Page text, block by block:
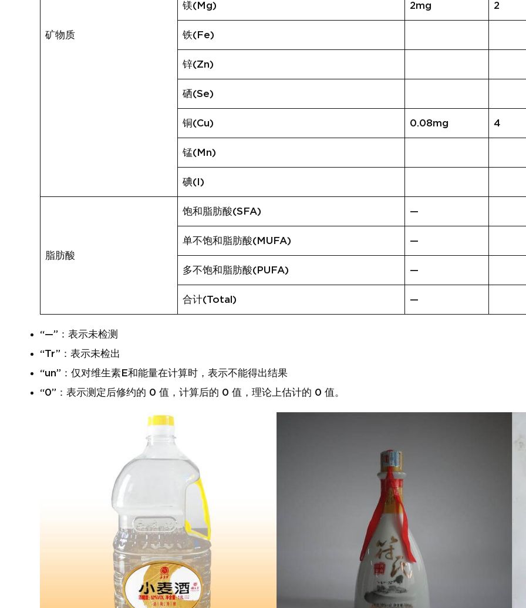
矿物质
镁(Mg) 2mg 2
铁(Fe)
锌(Zn)
硒(Se)
铜(Cu) 0.08mg 4
锰(Mn)
碘(I)
脂肪酸
饱和脂肪酸(SFA) —
单不饱和脂肪酸(MUFA) —
多不饱和脂肪酸(PUFA) —
合计(Total) —
“—”：表示未检测
“Tr”：表示未检出
“un”：仅对维生素E和能量在计算时，表示不能得出结果
“0”：表示测定后修约的 0 值，计算后的 0 值，理论上估计的 0 值。